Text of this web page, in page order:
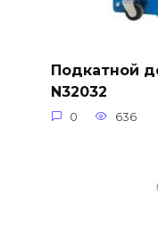
Подкатной
N32032
0 636